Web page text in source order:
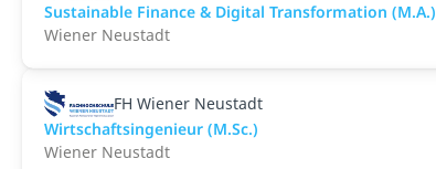
Sustainable Finance & Digital Transformation (M.A.)
Wiener Neustadt
FH Wiener Neustadt
Wirtschaftsingenieur (M.Sc.)
Wiener Neustadt